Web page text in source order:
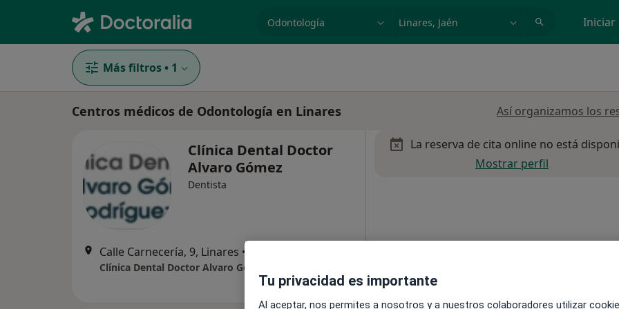
especialidad, enfermedad o nombre
p. ej. Madrid Iniciar
Más filtros • 1
Centros médicos de Odontología en Linares Así organizamos los
Clínica Dental Doctor
Alvaro Gómez
Dentista
Calle Carnecería, 9, Linares •
Clínica Dental Doctor Alvaro Gómez
La reserva de cita online no está
Mostrar perfil
Tu privacidad es importante
Al aceptar, nos permites a nosotros y a nuestros colaboradores utilizar